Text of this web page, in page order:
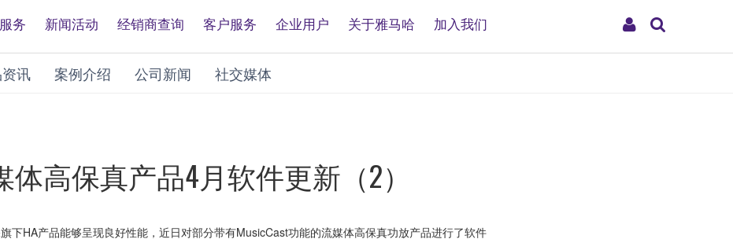
My
务 新闻活动 经销商查询 客户服务 企业用户 关于雅马哈 加入我们
讯 案例介绍 公司新闻 社交媒体
高保真产品4月软件更新（2）
下HA产品能够呈现良好性能，近日对部分带有MusicCast功能的流媒体高保真功放产品进行了软件